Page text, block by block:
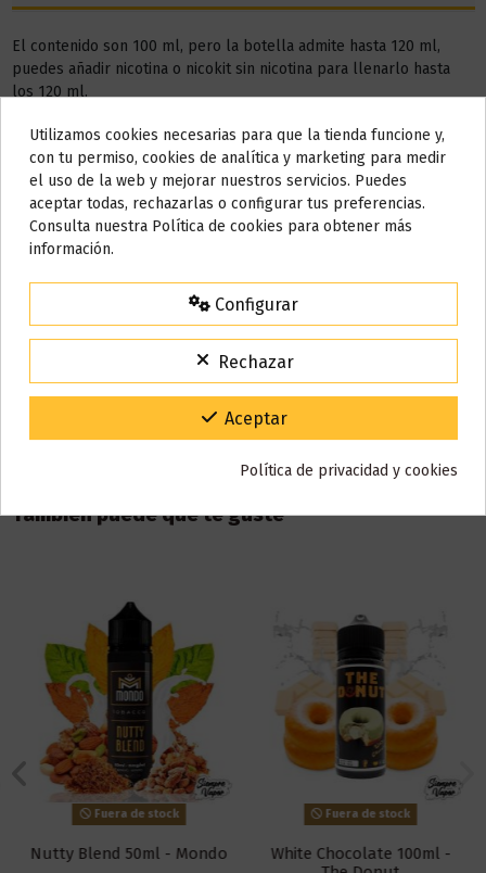
El contenido son 100 ml, pero la botella admite hasta 120 ml,
puedes añadir nicotina o nicokit sin nicotina para llenarlo hasta
los 120 ml.
Este líquido no contiene nicotina, si deseas conseguir 3 mg de
nicotina por cada mililitro, debes añadir2 NICOKIT de 10 ml con
20 mgde nicotina/ml.
AÑADIR NICOKIT DE 3 MG
Detalles del producto
Reseñas (0)
También puede que te guste
Fuera de stock
Nutty Blend 50ml - Mondo
Fuera de stock
White Chocolate 100ml -
Do not show again.
AVISO IMPORTANTE
Nos tomamos unos días
15% de descuento
Código:VACACIONES15
Gracias por tu paciencia y por seguir confiando en nosotros.
Utilizamos cookies necesarias para que la tienda funcione y,
con tu permiso, cookies de analítica y marketing para medir
el uso de la web y mejorar nuestros servicios. Puedes
aceptar todas, rechazarlas o configurar tus preferencias.
Consulta nuestra Política de cookies para obtener más
información.
Configurar
Rechazar
Aceptar
Política de privacidad y cookies